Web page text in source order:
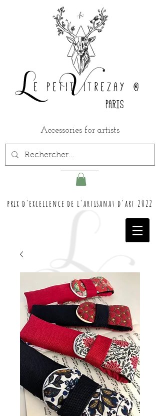
Accessories for artists
prix d'excellence de l'artisanat d'art 2022